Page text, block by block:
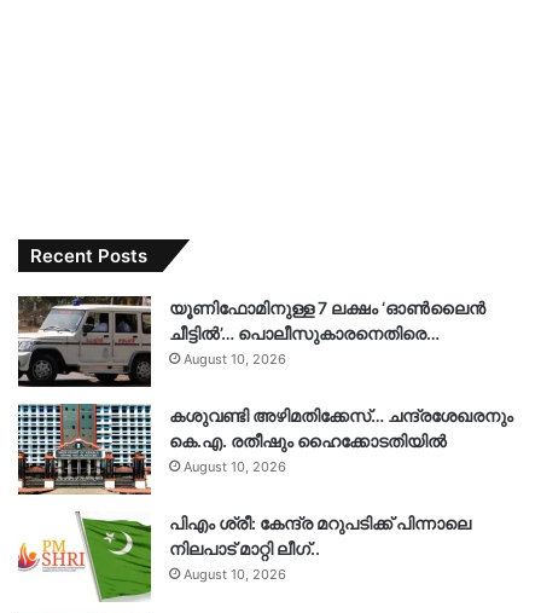
Recent Posts
യൂണിഫോമിനുള്ള 7 ലക്ഷം ‘ഓൺലൈൻ
ചീട്ടിൽ’… പൊലീസുകാരനെതിരെ…
August 10, 2026
കശുവണ്ടി അഴിമതിക്കേസ്… ചന്ദ്രശേഖരനും
കെ.എ. രതീഷും ഹൈക്കോടതിയിൽ
August 10, 2026
പിഎം ശ്രീ: കേന്ദ്ര മറുപടിക്ക് പിന്നാലെ
നിലപാട് മാറ്റി ലീഗ്..
August 10, 2026